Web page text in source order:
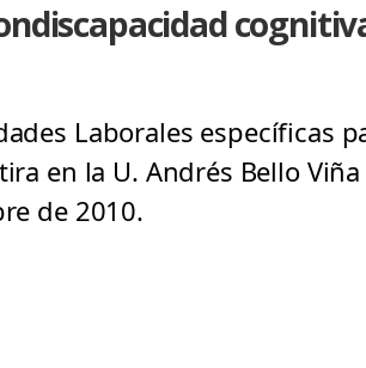
Laborales específicas
en la U. Andrés Bello
de 2010.